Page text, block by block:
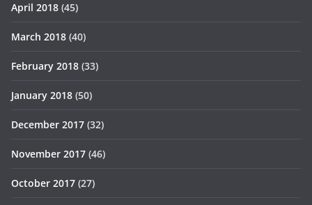
April 2018 (45)
March 2018 (40)
February 2018 (33)
January 2018 (50)
December 2017 (32)
November 2017 (46)
October 2017 (27)